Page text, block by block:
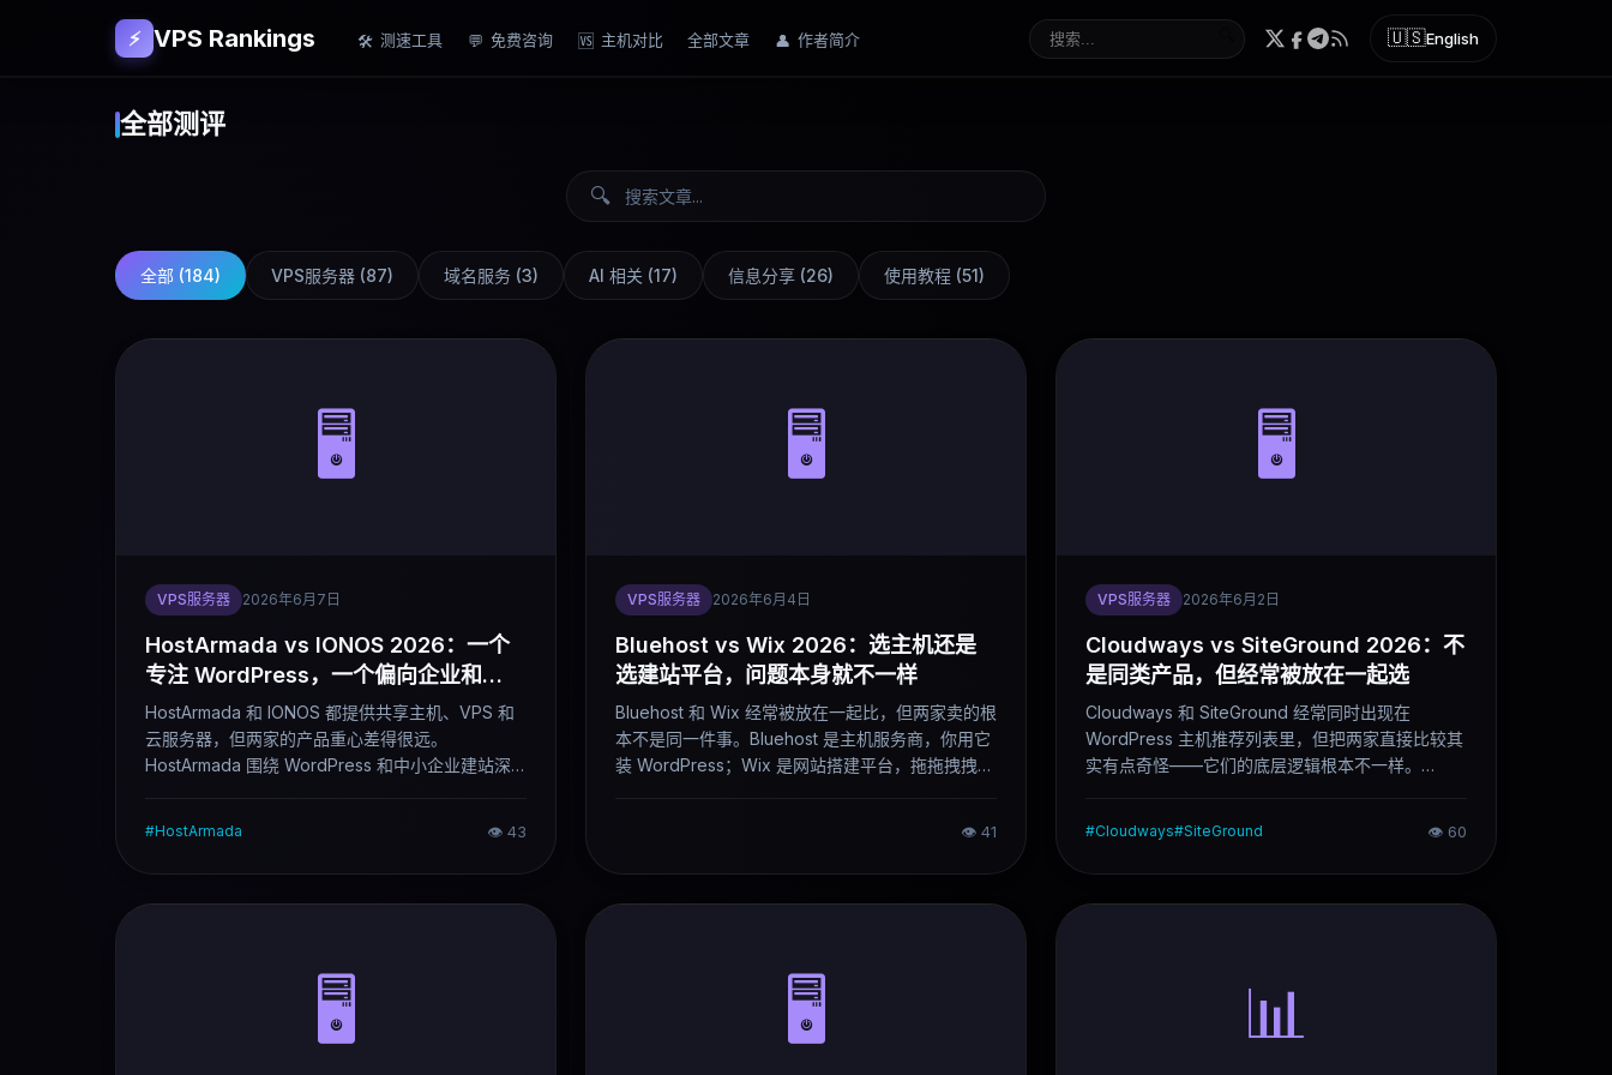
⚡ VPS Rankings 🛠 测速工具 💬 免费咨询 🆚 主机对比 全部文章 👤 作者简介 🇺🇸English
全部测评
🔍
全部 (184) VPS服务器 (87) 域名服务 (3) AI 相关 (17) 信息分享 (26) 使用教程 (51)
🖥️
VPS服务器 2026年6月7日
HostArmada vs IONOS 2026：一个
专注 WordPress，一个偏向企业和
VPS
HostArmada 和 IONOS 都提供共享主机、VPS 和
云服务器，但两家的产品重心差得很远。
HostArmada 围绕 WordPress 和中小企业建站深
#HostArmada 👁 43
🖥️
VPS服务器 2026年6月4日
Bluehost vs Wix 2026：选主机还是
选建站平台，问题本身就不一样
Bluehost 和 Wix 经常被放在一起比，但两家卖的根
本不是同一件事。Bluehost 是主机服务商，你用它
装 WordPress；Wix 是网站搭建平台，拖拖拽拽就
👁 41
🖥️
VPS服务器 2026年6月2日
Cloudways vs SiteGround 2026：不
是同类产品，但经常被放在一起选
Cloudways 和 SiteGround 经常同时出现在
WordPress 主机推荐列表里，但把两家直接比较其
实有点奇怪——它们的底层逻辑根本不一样。
VPS 平台，你拿到的是接近 VPS 的资源控制能
力。这篇文章说清楚两家的真实差距，以及不同场
#Cloudways#SiteGround 👁 60
🖥️ 🖥️ 📊